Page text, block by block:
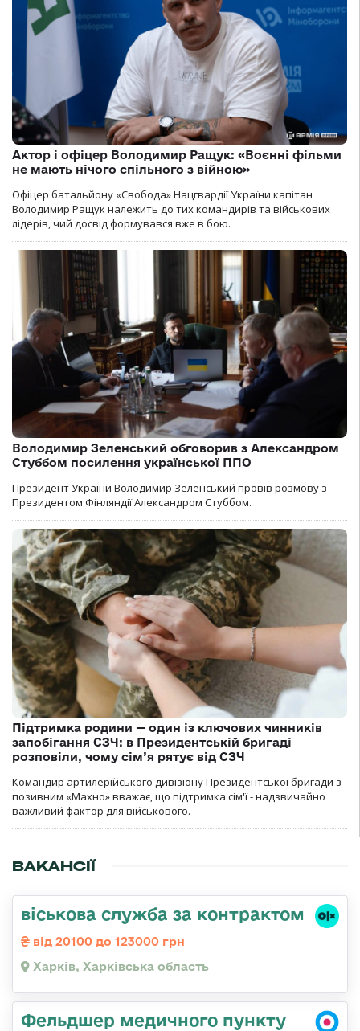
Актор і офіцер Володимир Ращук: «Воєнні фільми
не мають нічого спільного з війною»
Офіцер батальйону «Свобода» Нацгвардії України капітан
Володимир Ращук належить до тих командирів та військових
лідерів, чий досвід формувався вже в бою.
Володимир Зеленський обговорив з Александром
Стуббом посилення української ППО
Президент України Володимир Зеленський провів розмову з
Президентом Фінляндії Александром Стуббом.
Підтримка родини — один із ключових чинників
запобігання СЗЧ: в Президентській бригаді
розповіли, чому сім’я рятує від СЗЧ
Командир артилерійського дивізіону Президентської бригади з
позивним «Махно» вважає, що підтримка сім'ї - надзвичайно
важливий фактор для військового.
ВАКАНСІЇ
віськова служба за контрактом
від 20100 до 123000 грн
Харків, Харківська область
Фельдшер медичного пункту